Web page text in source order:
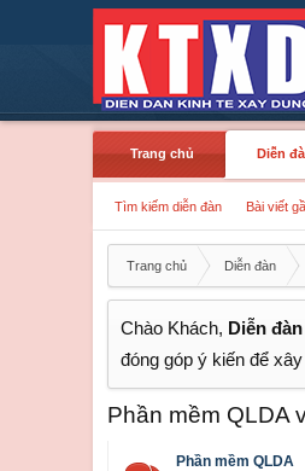
Trang chủ
Diễn
Tìm kiếm diễn đàn Bài viết
Trang chủ Diễn đàn
Chào Khách, Diễn
đóng góp ý kiến để
Phần mềm QLDA
Phần mềm QLDA